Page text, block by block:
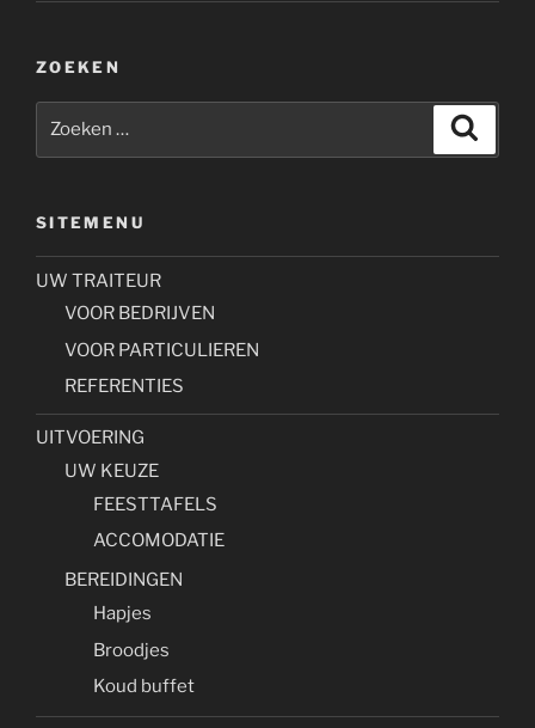
ZOEKEN
SITEMENU
UW TRAITEUR
VOOR BEDRIJVEN
VOOR PARTICULIEREN
REFERENTIES
UITVOERING
UW KEUZE
FEESTTAFELS
ACCOMODATIE
BEREIDINGEN
Hapjes
Broodjes
Koud buffet